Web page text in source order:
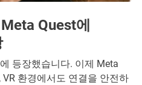
Quest에
등장했습니다. 이제 Meta
환경에서도 연결을 안전하